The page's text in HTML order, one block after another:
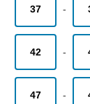
37 -
42 -
47 -